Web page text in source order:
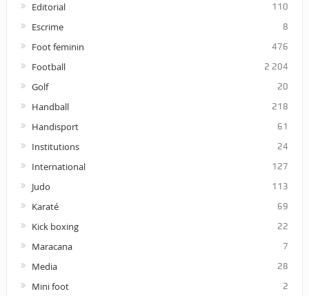
Editorial 110
Escrime 8
Foot feminin 476
Football 2 204
Golf 20
Handball 218
Handisport 61
Institutions 24
International 127
Judo 113
Karaté 69
Kick boxing 22
Maracana 7
Media 28
Mini foot 2